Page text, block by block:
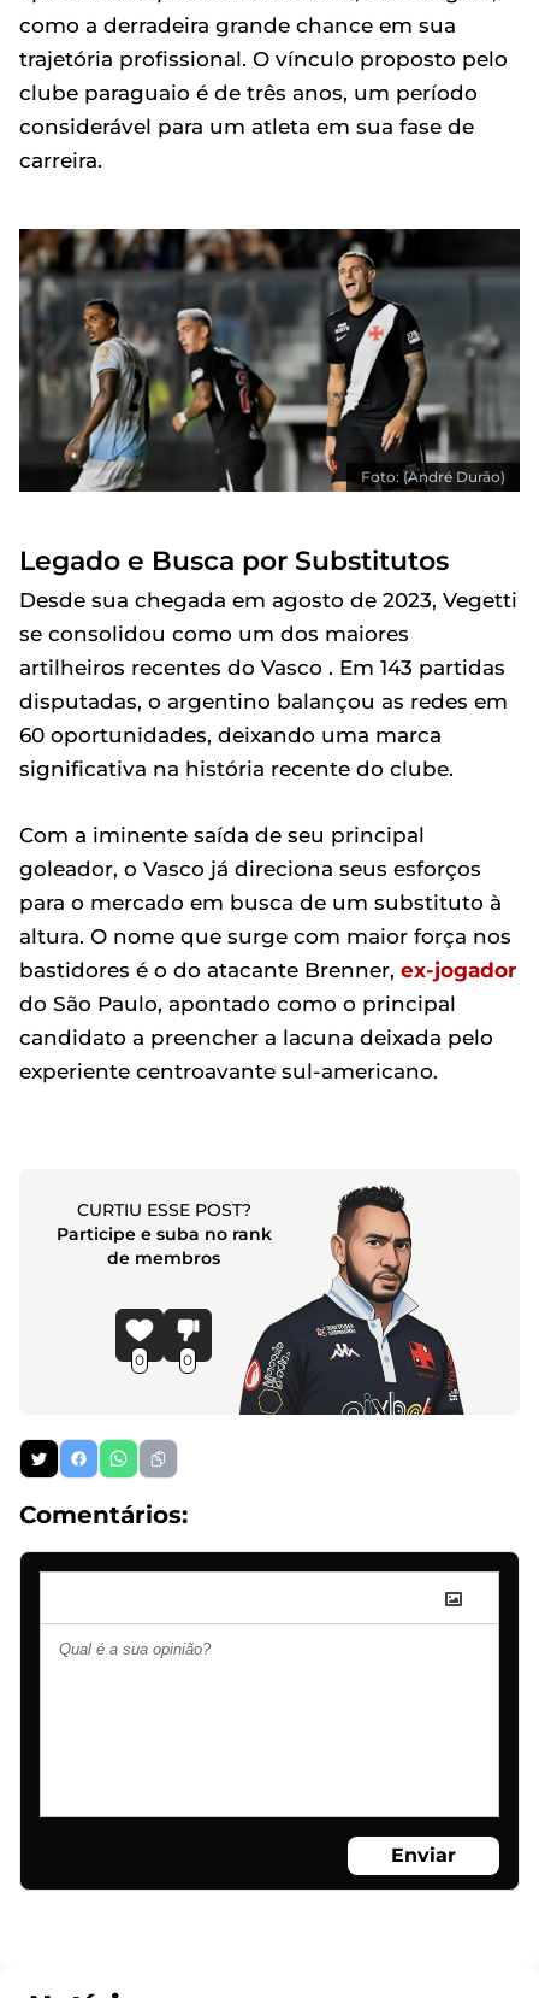
como a derradeira grande chance em sua
trajetória profissional. O vínculo proposto pelo
clube paraguaio é de três anos, um período
considerável para um atleta em sua fase de
carreira.
Foto: (André Durão)
Legado e Busca por Substitutos
Desde sua chegada em agosto de 2023, Vegetti
se consolidou como um dos maiores
artilheiros recentes do Vasco . Em 143 partidas
disputadas, o argentino balançou as redes em
60 oportunidades, deixando uma marca
significativa na história recente do clube.
Com a iminente saída de seu principal
goleador, o Vasco já direciona seus esforços
para o mercado em busca de um substituto à
altura. O nome que surge com maior força nos
bastidores é o do atacante Brenner, ex-jogador
do São Paulo, apontado como o principal
candidato a preencher a lacuna deixada pelo
experiente centroavante sul-americano.
CURTIU ESSE POST?
Participe e suba no rank
de membros
0 0
Comentários:
Enviar